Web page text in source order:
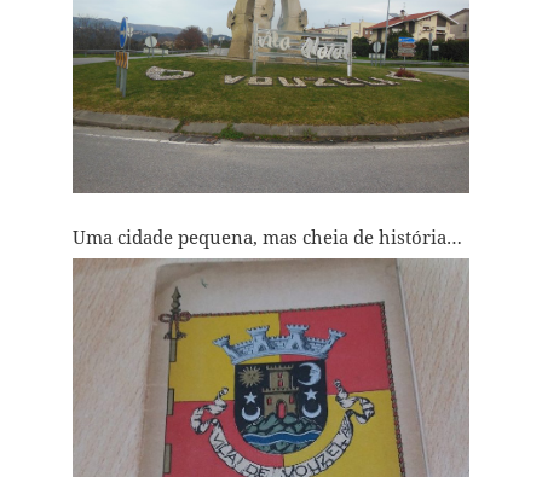
Uma cidade pequena, mas cheia de história…